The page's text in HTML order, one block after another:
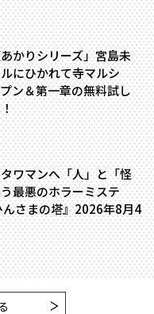
かりシリーズ」宮島未
にひかれて寺マルシ
ン＆第一章の無料試し
ワマンへ――「人」と「怪
最悪のホラーミステ
さまの塔』2026年8月4